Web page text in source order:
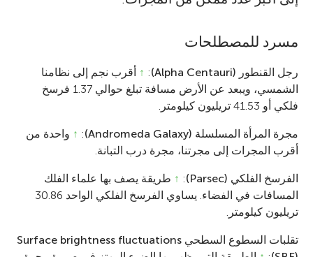
مسرد للمصطلحات
رجل القنطور (Alpha Centauri) :
↑ أقرب نجم إلى نظامنا
الشمسي، ويبعد عن الأرض مسافة تبلغ حوالي 1.37 فرسخ
فلكي أو 41.53 تريليون كيلومتر.
مجرة المرأة المسلسلة (Andromeda Galaxy) :
↑ واحدة من
أقرب المجرات إلى مجرتنا، مجرة درب التبانة.
الفرسخ الفلكي (Parsec) :
↑ طريقة يصف بها علماء الفلك
المسافات في الفضاء. يساوي الفرسخ الفلكي الواحد 30.86
تريليون كيلومتر.
تقلبات السطوع السطحي Surface brightness fluctuations